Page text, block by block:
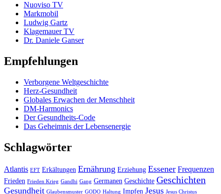
Nuoviso TV
Markmobil
Ludwig Gartz
Klagemauer TV
Dr. Daniele Ganser
Empfehlungen
Verborgene Weltgeschichte
Herz-Gesundheit
Globales Erwachen der Menschheit
DM-Harmonics
Der Gesundheits-Code
Das Geheimnis der Lebensenergie
Schlagwörter
Atlantis EFT Erkältungen Ernährung Erziehung Essener Frequenzen
Frieden Frieden Krieg Gandhi Gang Germanen Geschichte Geschichten
Gesundheit Glaubensmuster GODO Haltung Impfen Jesus Jesus Christus